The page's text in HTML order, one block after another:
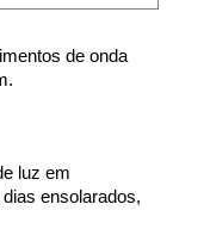
de onda
luz em
ensolarados,